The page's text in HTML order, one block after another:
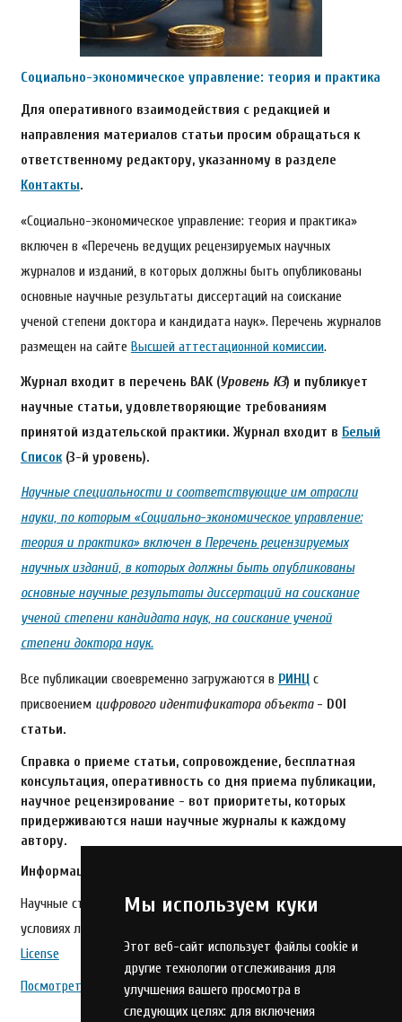
Мы используем куки
Этот веб-сайт использует файлы cookie и
другие технологии отслеживания для
улучшения вашего просмотра в
следующих целях: для включения
Социально-экономическое управление: теория и практика
Для оперативного взаимодействия с редакцией и
направления материалов статьи просим обращаться к
ответственному редактору, указанному в разделе
Контакты.
«Социально-экономическое управление: теория и практика»
включен в «Перечень ведущих рецензируемых научных
журналов и изданий, в которых должны быть опубликованы
основные научные результаты диссертаций на соискание
ученой степени доктора и кандидата наук». Перечень журналов
размещен на сайте Высшей аттестационной комиссии.
Журнал входит в перечень ВАК (Уровень К3) и публикует
научные статьи, удовлетворяющие требованиям
принятой издательской практики. Журнал входит в Белый
Список(3-й уровень).
Научные специальности и соответствующие им отрасли
науки, по которым «Социально-экономическое управление:
теория и практика» включен в Перечень рецензируемых
научных изданий, в которых должны быть опубликованы
основные научные результаты диссертаций на соискание
ученой степени кандидата наук, на соискание ученой
степени доктора наук.
Все публикации своевременно загружаются в РИНЦс
присвоением цифрового идентификатора объекта- DOI
статьи.
Справка о приеме статьи, сопровождение, бесплатная
консультация, оперативность со дня приема публикации,
научное рецензирование - вот приоритеты, которых
придерживаются наши научные журналы к каждому
автору.
Информация о лицензии и авторских правах
Научные статьи, публикуемые в журнале, доступны на
условиях лицензии
License
Посмотреть журнал Текущий выпуск